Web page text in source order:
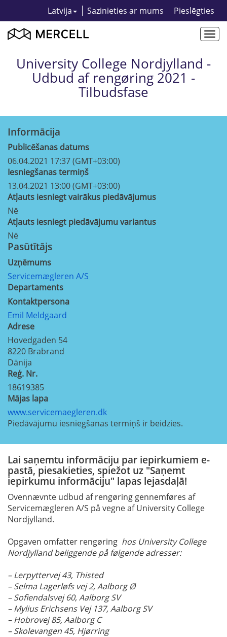
Latvija Sazinieties ar mums Pieslēgties
University College Nordjylland -
Udbud af rengøring 2021 -
Tilbudsfase
Informācija
Publicēšanas datums
06.04.2021 17:37 (GMT+03:00)
Iesniegšanas termiņš
13.04.2021 13:00 (GMT+03:00)
Atļauts iesniegt vairākus piedāvājumus
Nē
Atļauts iesniegt piedāvājumu variantus
Nē
Pasūtītājs
Uzņēmums
Servicemægleren A/S
Departaments
Kontaktpersona
Emil Meldgaard
Adrese
Hovedgaden 54
8220 Brabrand
Dānija
Reģ. Nr.
18619385
Mājas lapa
www.servicemaegleren.dk
Piedāvājumu iesniegšanas termiņš ir beidzies.
Lai saņemtu informāciju par iepirkumiem e-
pastā, piesakieties, spiežot uz "Saņemt
iepirkumu informāciju" lapas lejasdaļā!
Ovennævnte udbud af rengøring gennemføres af
Servicemægleren A/S på vegne af University College
Nordjylland.
Opgaven omfatter rengøring hos University College
Nordjylland beliggende på følgende adresser:
– Lerpyttervej 43, Thisted
– Selma Lagerløfs vej 2, Aalborg Ø
– Sofiendalsvej 60, Aalborg SV
– Mylius Erichsens Vej 137, Aalborg SV
– Hobrovej 85, Aalborg C
– Skolevangen 45, Hjørring